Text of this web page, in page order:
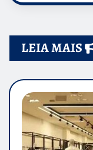
LEIA MAIS